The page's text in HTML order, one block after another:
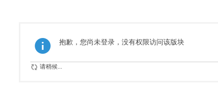
抱歉，您尚未登录，没有权限访问该版块
请稍候...